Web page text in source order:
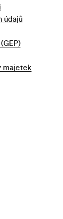
údajů
majetek